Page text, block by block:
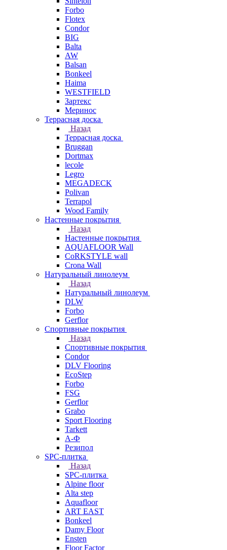
Forbo
Flotex
Condor
BIG
Balta
AW
Balsan
Bonkeel
Haima
WESTFIELD
Зартекс
Меринос
Террасная доска
Назад
Террасная доска
Bruggan
Dortmax
lecole
Legro
MEGADECK
Polivan
Terrapol
Wood Family
Настенные покрытия
Назад
Настенные покрытия
AQUAFLOOR Wall
CoRKSTYLE wall
Crona Wall
Натуральный линолеум
Назад
Натуральный линолеум
DLW
Forbo
Gerflor
Спортивные покрытия
Назад
Спортивные покрытия
Condor
DLV Flooring
EcoStep
Forbo
FSG
Gerflor
Grabo
Sport Flooring
Tarkett
А-Ф
Резипол
SPC-плитка
Назад
SPC-плитка
Alpine floor
Alta step
Aquafloor
ART EAST
Bonkeel
Damy Floor
Ensten
Floor Factor